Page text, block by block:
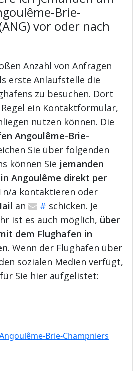
Brie-
vor oder nach
Anzahl von Anfragen
erste Anlaufstelle die
zu besuchen. Dort
ein Kontaktformular,
nutzen können. Die
Angoulême-Brie-
Sie über folgenden
können Sie jemanden
Angoulême direkt per
n/a kontaktieren oder
an # schicken. Je
ist es auch möglich, über
dem Flughafen in
. Wenn der Flughafen über
sozialen Medien verfügt,
Sie hier aufgelistet:
Brie-Champniers